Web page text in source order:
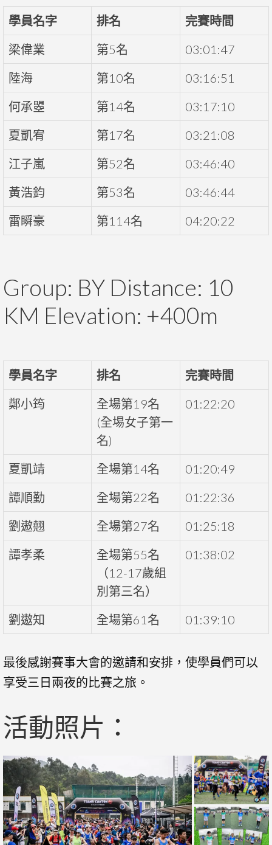
學員名字 排名
完賽時間
梁偉業
第5名
03:01:47
陸海
第10名
03:16:51
何承曌
第14名
03:17:10
夏凱宥
第17名
03:21:08
江子嵐
第52名
03:46:40
黃浩鈞
第53名
03:46:44
雷瞬豪
第114名 04:20:22
Group: BY Distance: 10
KM Elevation: +400m
學員名字 排名
完賽時間
鄭小筠
全場第19名
(全埸女子第一
名)
01:22:20
夏凱靖 全場第14名
01:20:49
譚順勤
全場第22名
01:22:36
劉遨翹
全場第27名
01:25:18
譚孝柔
全場第55名
（12-17歲組
別第三名）
01:38:02
劉遨知 全場第61名 01:39:10
最後感謝賽事大會的邀請和安排，使學員們可以
享受三日兩夜的比賽之旅。
活動照片：